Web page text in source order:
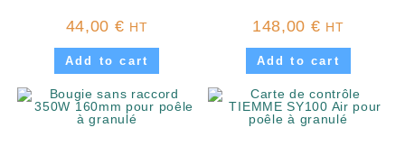
44,00 € HT
Add to cart
148,00 € HT
Add to cart